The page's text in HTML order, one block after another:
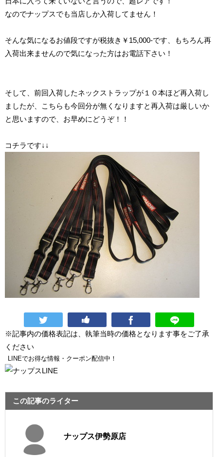
なのでナップスでも当店しか入荷してません！
そんな気になるお値段ですが税抜き￥15,000-です、
もちろん再
入荷出来ませんので気になった方はお電話下さい！
そして、前回入荷したネックストラップが１０本ほど再入荷し
ましたが、こちらも今回分が無くなりますと再入荷は厳しいか
と思いますので、 お早めにどうぞ！！
コチラです↓↓
※記事内の価格表記は、執筆当時の価格となります事をご了承
ください
LINEでお得な情報・クーポン配信中！
この記事のライター
ナップス伊勢原店